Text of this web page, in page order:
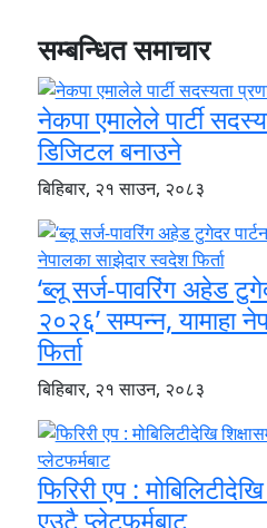
सम्बन्धित समाचार
नेकपा एमालेले पार्टी
डिजिटल बनाउने
बिहिबार, २१ साउन, २०८३
‘ब्लू सर्ज-पावरिंग अहेड
२०२६’ सम्पन्न, यामाहा
फिर्ता
बिहिबार, २१ साउन, २०८३
फिरिरी एप :
एउटै प्लेटफर्मबाट